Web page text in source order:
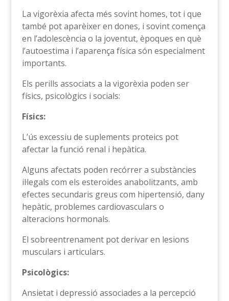
La vigorèxia afecta més sovint homes, tot i que
també pot aparèixer en dones, i sovint comença
en l’adolescència o la joventut, èpoques en què
l’autoestima i l’aparença física són especialment
importants.
Els perills associats a la vigorèxia poden ser
físics, psicològics i socials:
Físics:
L’ús excessiu de suplements proteics pot
afectar la funció renal i hepàtica.
Alguns afectats poden recórrer a substàncies
il·legals com els esteroides anabolitzants, amb
efectes secundaris greus com hipertensió, dany
hepàtic, problemes cardiovasculars o
alteracions hormonals.
El sobreentrenament pot derivar en lesions
musculars i articulars.
Psicològics:
Ansietat i depressió associades a la percepció